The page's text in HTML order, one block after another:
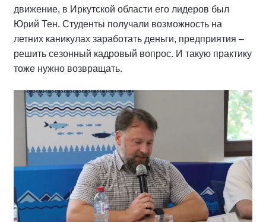
движение, в Иркутской области его лидеров был
Юрий Тен. Студенты получали возможность на
летних каникулах заработать деньги, предприятия –
решить сезонный кадровый вопрос. И такую практику
тоже нужно возвращать.